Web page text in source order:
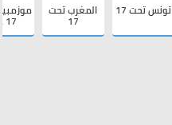
تونس تحت 17 المغرب تحت
17 17 عام